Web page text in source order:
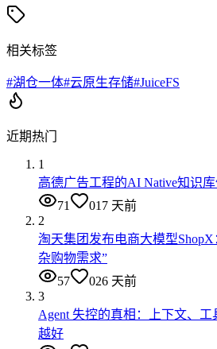
相关标签
#湖仓一体#云原生存储#JuiceFS
近期热门
1
高德广告工程的AI Native知识
71
017 天前
2
淘天集团发布电商大模型
杂购物需求”
57
026 天前
3
Agent 失控的真相：上下文、
越好